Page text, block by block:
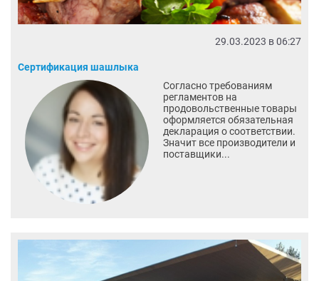
29.03.2023 в 06:27
Сертификация шашлыка
Согласно требованиям
регламентов на
продовольственные товары
оформляется обязательная
декларация о соответствии.
Значит все производители и
поставщики...